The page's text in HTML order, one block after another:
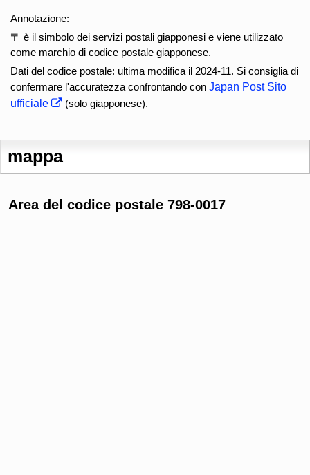
Annotazione:
〒 è il simbolo dei servizi postali giapponesi e viene utilizzato
come marchio di codice postale giapponese.
Dati del codice postale: ultima modifica il 2024-11. Si consiglia di
confermare l'accuratezza confrontando con Japan Post Sito
ufficiale
(solo giapponese).
mappa
Area del codice postale 798-0017